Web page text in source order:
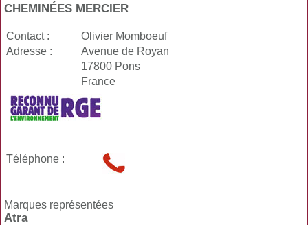
CHEMINÉES MERCIER
Contact :
Olivier Momboeuf
Adresse :
Avenue de Royan
17800 Pons
France
Téléphone :
Marques représentées
Atra